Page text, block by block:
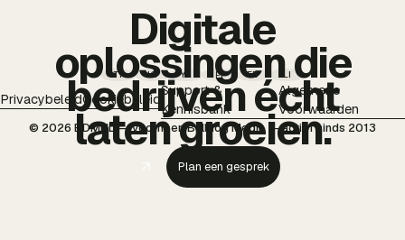
TT IG YT PI FB LI
PrivacybeleidCookiebeleid
Support &
Kennisbank
Algemene
Voorwaarden
© 2026 BDMNL — voorheen Bulldog Media — actief sinds 2013
Digitale
oplossingen die
bedrijven écht
laten groeien.
Plan een gesprek